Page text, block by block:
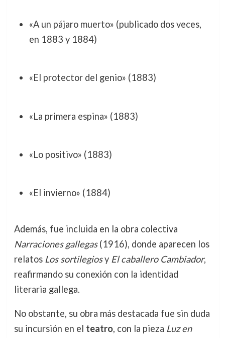
«A un pájaro muerto» (publicado dos veces,
en 1883 y 1884)
«El protector del genio» (1883)
«La primera espina» (1883)
«Lo positivo» (1883)
«El invierno» (1884)
Además, fue incluida en la obra colectiva
Narraciones gallegas(1916), donde aparecen los
relatos Los sortilegiosy El caballero Cambiador,
reafirmando su conexión con la identidad
literaria gallega.
No obstante, su obra más destacada fue sin duda
su incursión en el teatro, con la pieza Luz en